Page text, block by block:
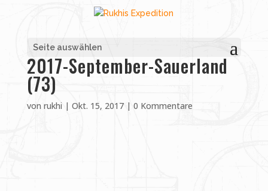
Seite auswählen
2017-September-Sauerland
(73)
von rukhi | Okt. 15, 2017| 0 Kommentare